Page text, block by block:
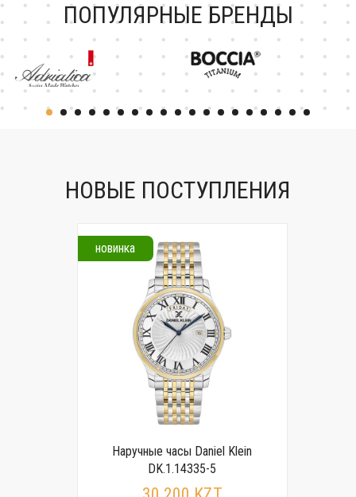
ПОПУЛЯРНЫЕ БРЕНДЫ
НОВЫЕ ПОСТУПЛЕНИЯ
новинка
Наручные часы Daniel Klein
DK.1.14335-5